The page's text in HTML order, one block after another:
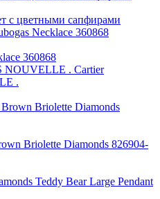
браслет с цветными сапфирами
360868
Cartier
.
Briolette Diamonds 826904-